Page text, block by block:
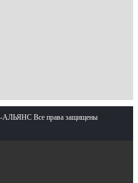
Все права защищены